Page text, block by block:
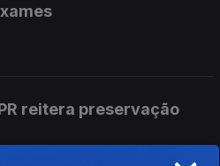
reitera preservação